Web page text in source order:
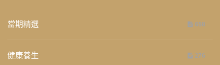
當期精選 658
健康養生 276